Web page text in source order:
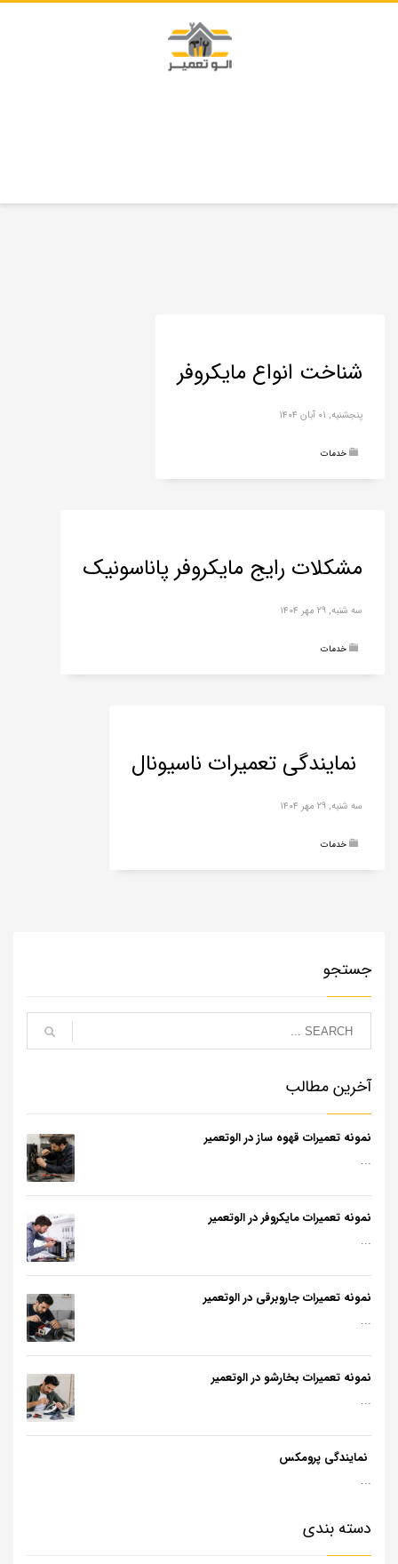
شناخت انواع مایکروفر
پنجشنبه, ۰۱ آبان ۱۴۰۴
خدمات
مشکلات رایج مایکروفر پاناسونیک
سه شنبه, ۲۹ مهر ۱۴۰۴
خدمات
نمایندگی تعمیرات ناسیونال
سه شنبه, ۲۹ مهر ۱۴۰۴
خدمات
جستجو
آخرین مطالب
نمونه تعمیرات قهوه ساز در الوتعمیر
...
نمونه تعمیرات مایکروفر در الوتعمیر
...
نمونه تعمیرات جاروبرقی در الوتعمیر
...
نمونه تعمیرات بخارشو در الوتعمیر
...
نمایندگی پرومکس
...
دسته بندی